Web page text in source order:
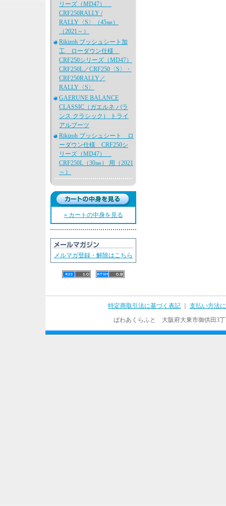
リーズ（MD47）
CRF250RALLY /
RALLY〈S〉（45㎜）
（2021～）
Rikizoh ブッシュシート加
工 ローダウン仕様
CRF250シリーズ（MD47）
CRF250L／CRF250〈S〉・
CRF250RALLY／
RALLY〈S〉
GAERUNE BALANCE
CLASSIC（ガエルネ バラ
ンス クラシック） トライ
アルブーツ
Rikizoh ブッシュシート ロ
ーダウン仕様 CRF250シ
リーズ（MD47）
CRF250L（30㎜） 用（2021
～）
» カートの中身を見る
メルマガ登録・解除はこちら
特定商取引法に基づく表記
支払い方法
ぱわあくらふと 大阪府大東市御供田3